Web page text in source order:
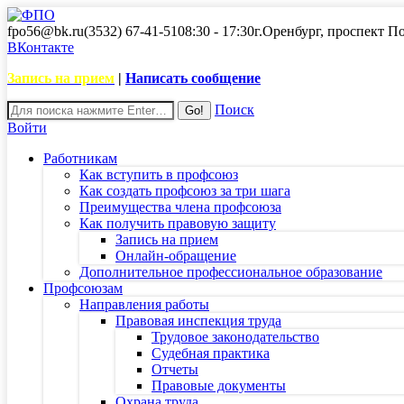
fpo56@bk.ru(3532) 67-41-5108:30 - 17:30г.Оренбург, проспект
ВКонтакте
Запись на прием | Написать сообщение
Поиск
Войти
Работникам
Как вступить в профсоюз
Как создать профсоюз за три шага
Преимущества члена профсоюза
Как получить правовую защиту
Запись на прием
Онлайн-обращение
Дополнительное профессиональное образование
Профсоюзам
Направления работы
Правовая инспекция труда
Трудовое законодательство
Судебная практика
Отчеты
Правовые документы